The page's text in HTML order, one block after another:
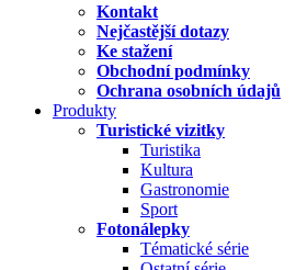
Kontakt
Nejčastější dotazy
Ke stažení
Obchodní podmínky
Ochrana osobních údajů
Produkty
Turistické vizitky
Turistika
Kultura
Gastronomie
Sport
Fotonálepky
Tématické série